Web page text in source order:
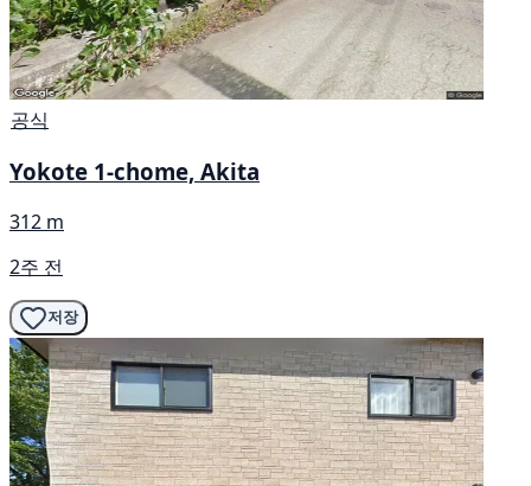
공식
Yokote 1-chome, Akita
312 m
2주 전
저장